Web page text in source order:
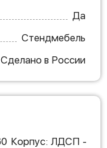
Да
Стендмебель
Сделано в России
Корпус: ЛДСП -